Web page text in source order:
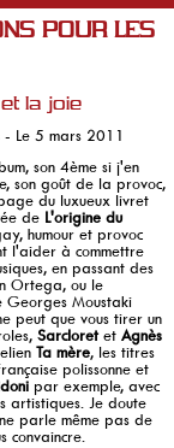
POUR LES
la joie
- Le 5 mars 2011
son 4ème si j'en
son goût de la provoc,
du luxueux livret
de L'origine du
humour et provoc
l'aider à commettre
en passant des
Ortega, ou le
Georges Moustaki
peut que vous tirer un
SarcloretetAgnès
Ta mère, les titres
polissonne et
par exemple, avec
artistiques. Je doute
parle même pas de
convaincre.